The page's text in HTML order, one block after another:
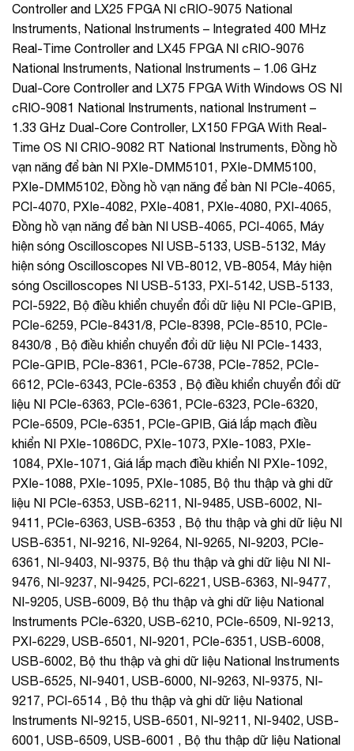
Controller and LX25 FPGA NI cRIO-9075 National
Instruments, National Instruments – Integrated 400 MHz
Real-Time Controller and LX45 FPGA NI cRIO-9076
National Instruments, National Instruments – 1.06 GHz
Dual-Core Controller and LX75 FPGA With Windows OS NI
cRIO-9081 National Instruments, national Instrument –
1.33 GHz Dual-Core Controller, LX150 FPGA With Real-
Time OS NI CRIO-9082 RT National Instruments, Đồng hồ
vạn năng để bàn NI PXIe-DMM5101, PXIe-DMM5100,
PXIe-DMM5102, Đồng hồ vạn năng để bàn NI PCIe-4065,
PCI-4070, PXIe-4082, PXIe-4081, PXIe-4080, PXI-4065,
Đồng hồ vạn năng để bàn NI USB-4065, PCI-4065, Máy
hiện sóng Oscilloscopes NI USB-5133, USB-5132, Máy
hiện sóng Oscilloscopes NI VB-8012, VB-8054, Máy hiện
sóng Oscilloscopes NI USB-5133, PXI-5142, USB-5133,
PCI-5922, Bộ điều khiển chuyển đổi dữ liệu NI PCIe-GPIB,
PCIe-6259, PCIe-8431/8, PCIe-8398, PCIe-8510, PCIe-
8430/8 , Bộ điều khiển chuyển đổi dữ liệu NI PCIe-1433,
PCIe-GPIB, PCIe-8361, PCIe-6738, PCIe-7852, PCIe-
6612, PCIe-6343, PCIe-6353 , Bộ điều khiển chuyển đổi dữ
liệu NI PCIe-6363, PCIe-6361, PCIe-6323, PCIe-6320,
PCIe-6509, PCIe-6351, PCIe-GPIB, Giá lắp mạch điều
khiển NI PXIe-1086DC, PXIe-1073, PXIe-1083, PXIe-
1084, PXIe-1071, Giá lắp mạch điều khiển NI PXIe-1092,
PXIe-1088, PXIe-1095, PXIe-1085, Bộ thu thập và ghi dữ
liệu NI PCIe-6353, USB-6211, NI-9485, USB-6002, NI-
9411, PCIe-6363, USB-6353 , Bộ thu thập và ghi dữ liệu NI
USB-6351, NI-9216, NI-9264, NI-9265, NI-9203, PCIe-
6361, NI-9403, NI-9375, Bộ thu thập và ghi dữ liệu NI NI-
9476, NI-9237, NI-9425, PCI-6221, USB-6363, NI-9477,
NI-9205, USB-6009, Bộ thu thập và ghi dữ liệu National
Instruments PCIe-6320, USB-6210, PCIe-6509, NI-9213,
PXI-6229, USB-6501, NI-9201, PCIe-6351, USB-6008,
USB-6002, Bộ thu thập và ghi dữ liệu National Instruments
USB-6525, NI-9401, USB-6000, NI-9263, NI-9375, NI-
9217, PCI-6514 , Bộ thu thập và ghi dữ liệu National
Instruments NI-9215, USB-6501, NI-9211, NI-9402, USB-
6001, USB-6509, USB-6001 , Bộ thu thập dữ liệu National